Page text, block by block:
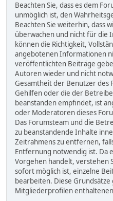
Beachten Sie, dass es dem
unmöglich ist, den
Beachten Sie weiterhin, dass
überwachen und nicht für die
können die Richtigkeit,
angebotenen Informationen
veröffentlichten Beiträge
Autoren wieder und nicht
Gesamtheit der Benutzer des
Gehilfen oder die der
beanstanden empfindet, ist
oder Moderatoren dieses
Das Forumsteam und die
zu beanstandende Inhalte
Zeitrahmens zu entfernen,
Entfernung notwendig ist. Da
Vorgehen handelt, verstehen
sofort möglich ist, einzelne
bearbeiten. Diese
Mitgliederprofilen